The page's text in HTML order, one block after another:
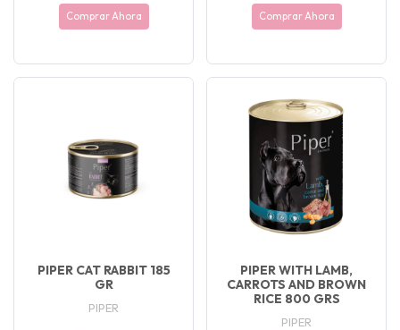
Comprar Ahora Comprar Ahora
PIPER CAT RABBIT 185
GR
PIPER
PIPER WITH LAMB,
CARROTS AND BROWN
RICE 800 GRS
PIPER